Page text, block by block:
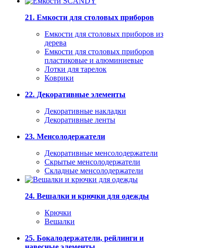
21. Емкости для столовых приборов
Емкости для столовых приборов из
дерева
Емкости для столовых приборов
пластиковые и алюминиевые
Лотки для тарелок
Коврики
22. Декоративные элементы
Декоративные накладки
Декоративные ленты
23. Менсолодержатели
Декоративные менсолодержатели
Скрытые менсолодержатели
Складные менсолодержатели
24. Вешалки и крючки для одежды
Крючки
Вешалки
25. Бокалодержатели, рейлинги и